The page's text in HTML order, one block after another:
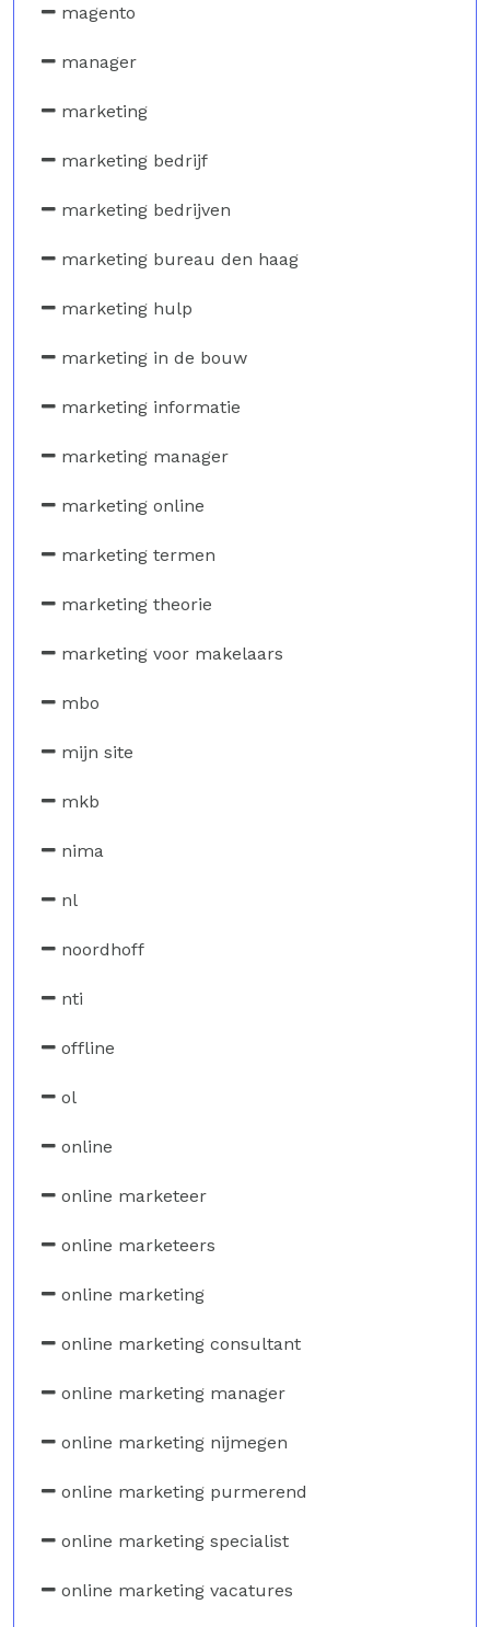
magento
manager
marketing
marketing bedrijf
marketing bedrijven
marketing bureau den haag
marketing hulp
marketing in de bouw
marketing informatie
marketing manager
marketing online
marketing termen
marketing theorie
marketing voor makelaars
mbo
mijn site
mkb
nima
nl
noordhoff
nti
offline
ol
online
online marketeer
online marketeers
online marketing
online marketing consultant
online marketing manager
online marketing nijmegen
online marketing purmerend
online marketing specialist
online marketing vacatures